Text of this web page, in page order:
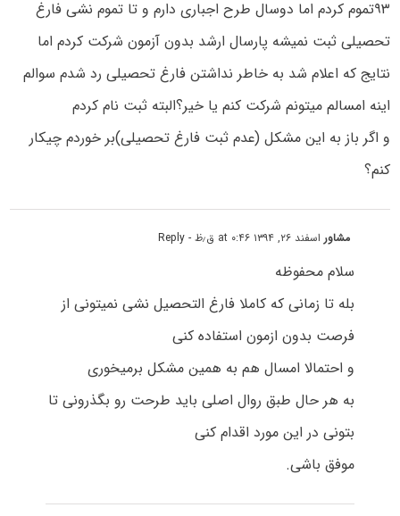
۹۳تموم کردم اما دوسال طرح اجبارى دارم و تا تموم نشی فارغ
تحصیلی ثبت نمیشه پارسال ارشد بدون آزمون شرکت کردم اما
نتایج که اعلام شد به خاطر نداشتن فارغ تحصیلی رد شدم سوالم
اینه امسالم میتونم شرکت کنم یا خیر؟البته ثبت نام کردم
و اگر باز به این مشکل (عدم ثبت فارغ تحصیلی)بر خوردم چیکار
کنم؟
مشاوراسفند ۲۶, ۱۳۹۴ at ۰:۴۶ ق٫ظ - Reply
سلام محفوظه
بله تا زمانی که کاملا فارغ التحصیل نشی نمیتونی از
فرصت بدون ازمون استفاده کنی
و احتمالا امسال هم به همین مشکل برمیخوری
به هر حال طبق روال اصلی باید طرحت رو بگذرونی تا
بتونی در این مورد اقدام کنی
موفق باشی.